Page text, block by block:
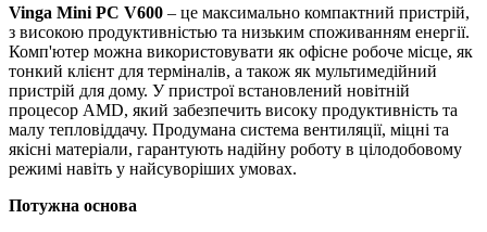
Vinga Mini PC V600 – це максимально компактний пристрій,
з високою продуктивністью та низьким споживанням енергії.
Комп'ютер можна використовувати як офісне робоче місце, як
тонкий клієнт для терміналів, а також як мультимедійний
пристрій для дому. У пристрої встановлений новітній
процесор AMD, який забезпечить високу продуктивність та
малу тепловіддачу. Продумана система вентиляції, міцні та
якісні матеріали, гарантують надійну роботу в цілодобовому
режимі навіть у найсуворіших умовах.
Потужна основа